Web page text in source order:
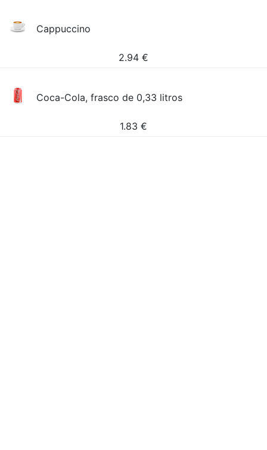
Cappuccino
2.94 €
Coca-Cola, frasco de 0,33 litros
1.83 €